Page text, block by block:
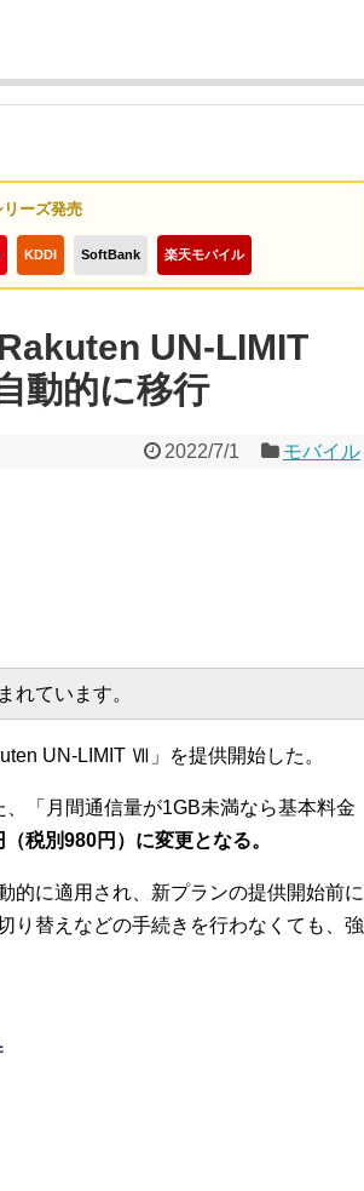
ーズ発売
KDDI SoftBank 楽天モバイル
UN-LIMIT
動的に移行
2022/7/1 モバイル
ています。
UN-LIMIT Ⅶ」を提供開始した。
「月間通信量が1GB未満なら基本料金
税別980円）に変更となる。
的に適用され、新プランの提供開始前に
り替えなどの手続きを行わなくても、強